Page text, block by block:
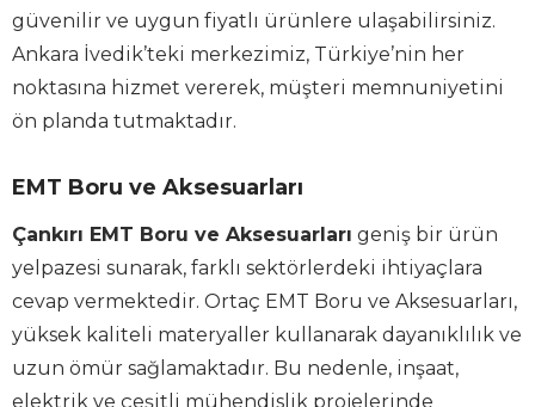
güvenilir ve uygun fiyatlı ürünlere ulaşabilirsiniz.
Ankara İvedik’teki merkezimiz, Türkiye’nin her
noktasına hizmet vererek, müşteri memnuniyetini
ön planda tutmaktadır.
EMT Boru ve Aksesuarları
Çankırı EMT Boru ve Aksesuarları geniş bir ürün
yelpazesi sunarak, farklı sektörlerdeki ihtiyaçlara
cevap vermektedir. Ortaç EMT Boru ve Aksesuarları,
yüksek kaliteli materyaller kullanarak dayanıklılık ve
uzun ömür sağlamaktadır. Bu nedenle, inşaat,
elektrik ve çeşitli mühendislik projelerinde